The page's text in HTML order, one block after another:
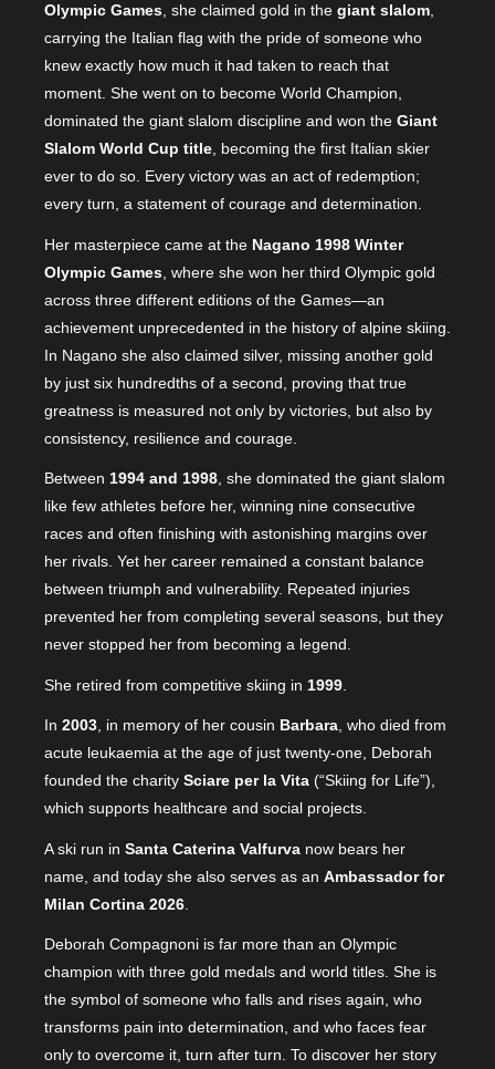
Olympic Games, she claimed gold in the giant slalom,
carrying the Italian flag with the pride of someone who
knew exactly how much it had taken to reach that
moment. She went on to become World Champion,
dominated the giant slalom discipline and won the Giant
Slalom World Cup title, becoming the first Italian skier
ever to do so. Every victory was an act of redemption;
every turn, a statement of courage and determination.
Her masterpiece came at the Nagano 1998 Winter
Olympic Games , where she won her third Olympic gold
across three different editions of the Games—an
achievement unprecedented in the history of alpine skiing.
In Nagano she also claimed silver, missing another gold
by just six hundredths of a second, proving that true
greatness is measured not only by victories, but also by
consistency, resilience and courage.
Between 1994 and 1998, she dominated the giant slalom
like few athletes before her, winning nine consecutive
races and often finishing with astonishing margins over
her rivals. Yet her career remained a constant balance
between triumph and vulnerability. Repeated injuries
prevented her from completing several seasons, but they
never stopped her from becoming a legend.
She retired from competitive skiing in 1999
In 2003, in memory of her cousin Barbara, who died from
acute leukaemia at the age of just twenty-one, Deborah
founded the charity Sciare per la Vita (“Skiing for Life”),
which supports healthcare and social projects.
A ski run in Santa Caterina Valfurva now bears her
name, and today she also serves as an Ambassador for
Milan Cortina 2026
Deborah Compagnoni is far more than an Olympic
champion with three gold medals and world titles. She is
the symbol of someone who falls and rises again, who
transforms pain into determination, and who faces fear
only to overcome it, turn after turn. To discover her story